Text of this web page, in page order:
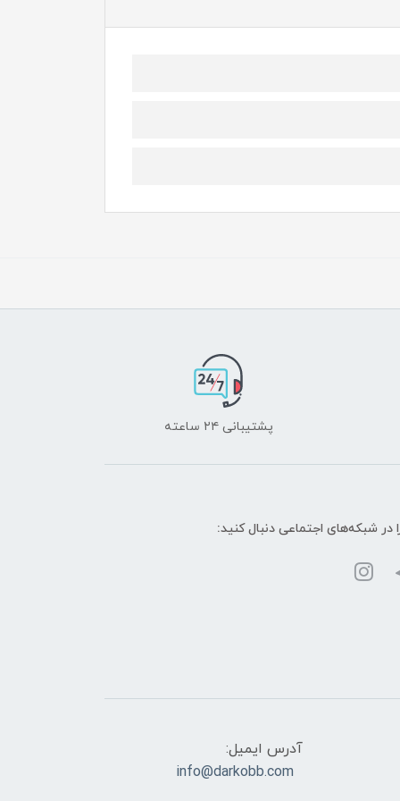
پشتیبانی ۲۴ ساعته
در شبکه‌های اجتماعی دنبال کنید:
آدرس ایمیل:
info@darkobb.com